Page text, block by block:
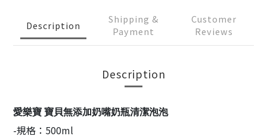
Description
Shipping &
Payment
Customer
Reviews
Description
愛樂寶 寶貝無添加奶嘴奶瓶清潔泡泡
-規格：500ml